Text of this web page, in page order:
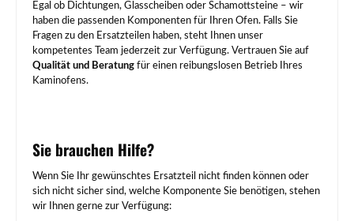
Egal ob Dichtungen, Glasscheiben oder Schamottsteine – wir
haben die passenden Komponenten für Ihren Ofen. Falls Sie
Fragen zu den Ersatzteilen haben, steht Ihnen unser
kompetentes Team jederzeit zur Verfügung. Vertrauen Sie auf
Qualität und Beratung für einen reibungslosen Betrieb Ihres
Kaminofens.
Sie brauchen Hilfe?
Wenn Sie Ihr gewünschtes Ersatzteil nicht finden können oder
sich nicht sicher sind, welche Komponente Sie benötigen, stehen
wir Ihnen gerne zur Verfügung: